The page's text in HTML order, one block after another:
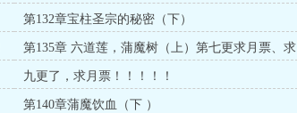
第132章宝柱圣宗的秘密（下）
第135章 六道莲，蒲魔树（上）第七更求月票、求
打赏！！
九更了，求月票！！！！！
第140章蒲魔饮血（下 ）